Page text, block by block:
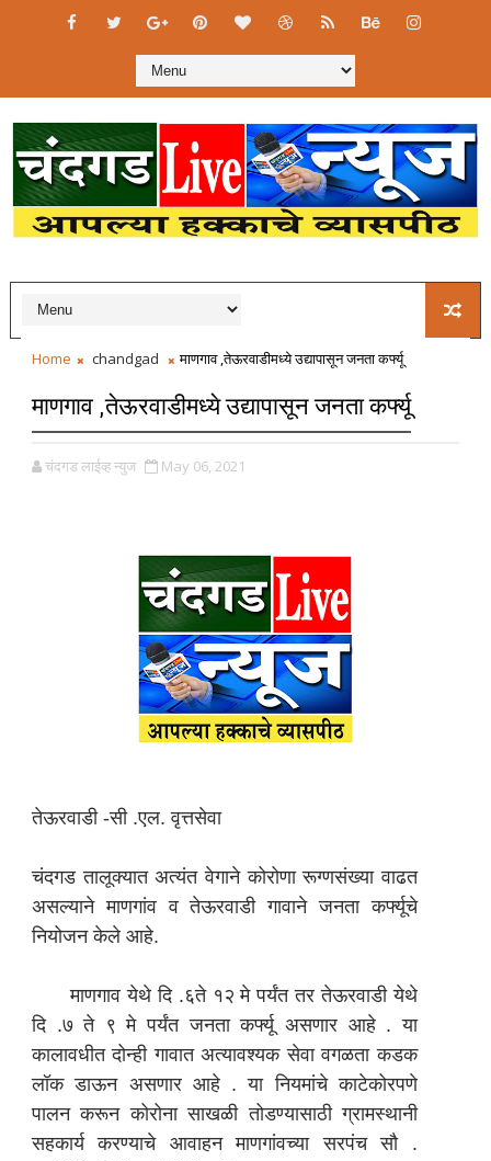
Home chandgad माणगाव ,तेऊरवाडीमध्ये उद्यापासून जनता कर्फ्यू
माणगाव ,तेऊरवाडीमध्ये उद्यापासून जनता कर्फ्यू
चंदगड लाईव्ह न्युज May 06, 2021
तेऊरवाडी -सी .एल. वृत्तसेवा
चंदगड तालूक्यात अत्यंत वेगाने कोरोणा रूग्णसंख्या वाढत
असल्याने माणगांव व तेऊरवाडी गावाने जनता कर्फ्यूचे
नियोजन केले आहे.
माणगाव येथे दि .६ते १२ मे पर्यंत तर तेऊरवाडी येथे
दि .७ ते ९ मे पर्यंत जनता कर्फ्यू असणार आहे . या
कालावधीत दोन्ही गावात अत्यावश्यक सेवा वगळता कडक
लॉक डाऊन असणार आहे . या नियमांचे काटेकोरपणे
पालन करून कोरोना साखळी तोडण्यासाठी ग्रामस्थानी
सहकार्य करण्याचे आवाहन माणगांवच्या सरपंच सौ .